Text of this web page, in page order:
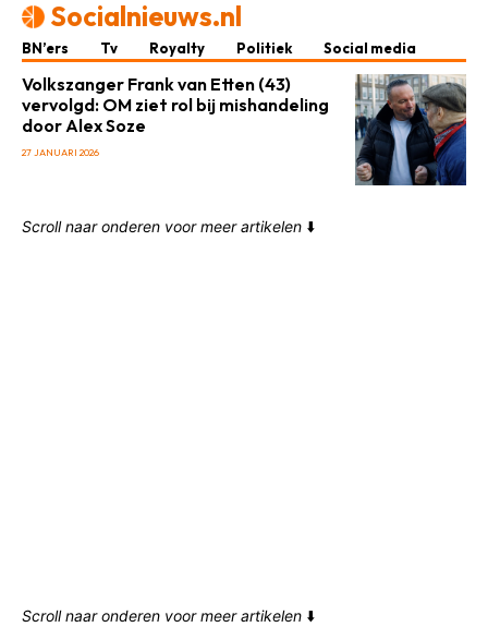
Socialnieuws.nl
BN’ers Tv Royalty Politiek Social media
Volkszanger Frank van Etten (43)
vervolgd: OM ziet rol bij mishandeling
door Alex Soze
27 JANUARI 2026
Scroll naar onderen voor meer artikelen ⬇️
Scroll naar onderen voor meer artikelen ⬇️